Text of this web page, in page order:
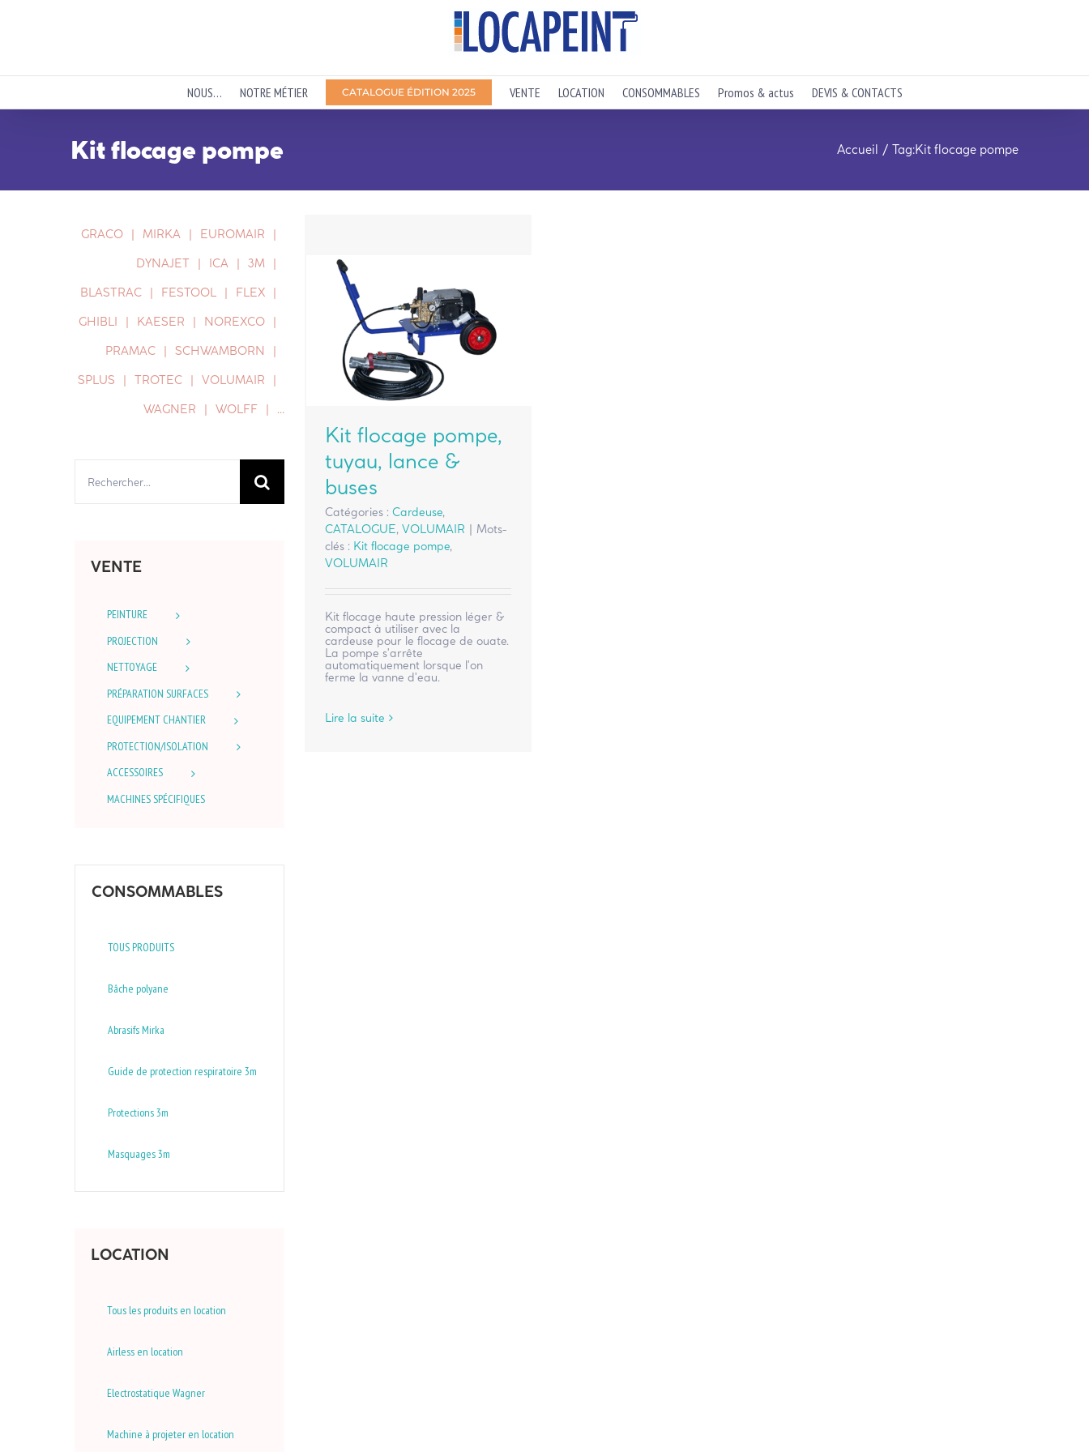
NOUS… NOTRE MÉTIER CATALOGUE ÉDITION 2025 VENTE LOCATION CONSOMMABLES Promos & actus DEVIS & CONTACTS
Kit flocage pompe Accueil Tag:Kit flocage pompe
Kit flocage pompe,
tuyau, lance &
buses
Catégories :Cardeuse,
CATALOGUE,VOLUMAIR | Mots-
clés : Kit flocage pompe,
VOLUMAIR
Kit flocage haute pression léger &
compact à utiliser avec la
cardeuse pour le flocage de ouate.
La pompe s'arrête
automatiquement lorsque l'on
ferme la vanne d'eau.
Lire la suite
GRACO MIRKA
EUROMAIR
DYNAJET
ICA
3M
BLASTRAC
FESTOOL
FLEX
GHIBLI
KAESER
NOREXCO
PRAMAC
SCHWAMBORN
SPLUS
TROTEC
VOLUMAIR
WAGNER
WOLFF …
VENTE
PEINTURE
PROJECTION
NETTOYAGE
PRÉPARATION SURFACES
EQUIPEMENT CHANTIER
PROTECTION/ISOLATION
ACCESSOIRES
MACHINES SPÉCIFIQUES
CONSOMMABLES
TOUS PRODUITS
Bâche polyane
Abrasifs Mirka
Guide de protection respiratoire 3m
Protections 3m
Masquages 3m
LOCATION
Tous les produits en location
Airless en location
Electrostatique Wagner
Machine à projeter en location